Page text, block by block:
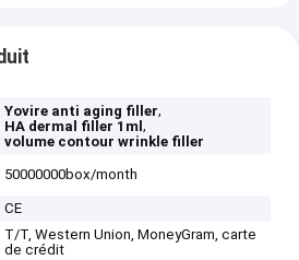
Yovire anti aging filler,
HA dermal filler 1ml,
volume contour wrinkle filler
50000000box/month
CE
T/T, Western Union, MoneyGram, carte
de crédit